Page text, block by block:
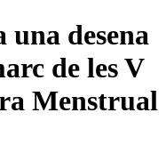
desena
de les V
Menstrual